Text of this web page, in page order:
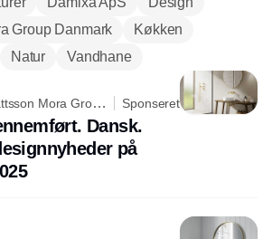
Group Danmark
Køkken
Natur Vandhane
Mora Group
Sponseret
Dansk.
på